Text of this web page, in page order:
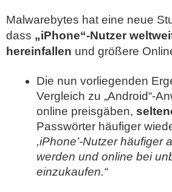
Malwarebytes hat eine neue
dass „iPhone“-Nutzer
hereinfallen und größere
Die nun vorliegenden
Vergleich zu „Android“-
online preisgäben,
Passwörter häufiger
,iPhone’-Nutzer häufiger
werden und online bei
einzukaufen.“